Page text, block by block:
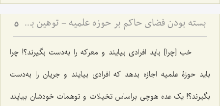
بسته بودن فضای حاکم بر حوزه علمیه - توهین به اولیاء و سکوت حوزه علمیّه 5
خب [چرا] باید افرادی بیایند و معرکه را به‌دست بگیرند؟! چرا
باید حوزۀ علمیه اجازه بدهد که افرادی بیایند و جریان را به‌دست
بگیرند؟! یک عده هوچی براساس تخیلات و توهمات خودشان بیایند